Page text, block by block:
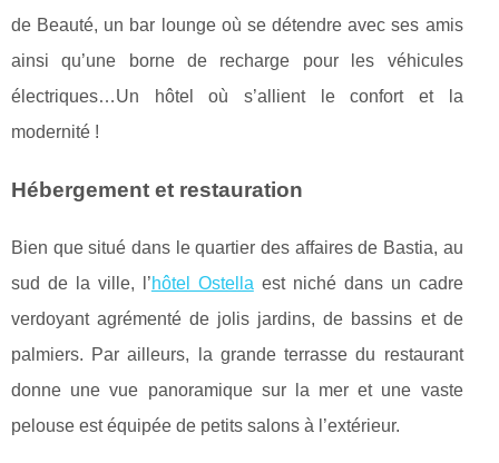
de Beauté, un bar lounge où se détendre avec ses amis
ainsi qu’une borne de recharge pour les véhicules
électriques…Un hôtel où s’allient le confort et la
modernité !
Hébergement et restauration
Bien que situé dans le quartier des affaires de Bastia, au
sud de la ville, l’hôtel Ostella est niché dans un cadre
verdoyant agrémenté de jolis jardins, de bassins et de
palmiers. Par ailleurs, la grande terrasse du restaurant
donne une vue panoramique sur la mer et une vaste
pelouse est équipée de petits salons à l’extérieur.